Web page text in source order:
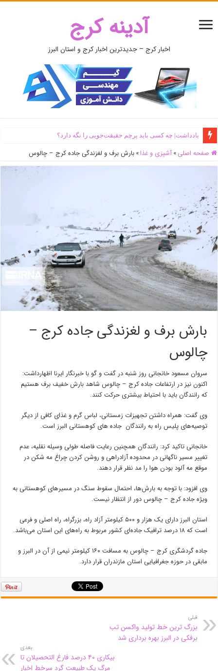
آدینه کرج
اخبار کرج – جدیدترین اخبار کرج و استان البرز
یادداشت| ‌چه کسی باید پرچم حقیقت‌جویی را نگه دارد؟
صفحه اصلی » آشپزی و غذا» بارش برف و لغزندگی جاده کرج – چالوس
بارش برف و لغزندگی جاده کرج –
چالوس
سروان مسعود خانجانی روز شنبه در گفت و گو با خبرنگار ایرنا اظهارداشت:
اکنون نیز در ارتفاعات جاده کرج – چالوس شاهد بارش خفیف برف هستیم
که رانندگان باید با احتیاط بیشتری حرکت کنند.
وی گفت: همراه داشتن تجهیزات زمستانی، لباس گرم و غذای کافی از دیگر
توصیه‌های پلیس راه به رانندگان جاده های کوهستانی البرز است.
خانجانی تاکید کرد: رانندگان همچنین رعایت فاصله طولی وسیله نقلیه، عدم
تغییر مسیر ناگهانی در محدوده آزادراهی و روشن کردن چراغ مه شکن در
موقع مه آلود بودن هوا را مد نظر قرار دهند.
وی افزود: با توجه به بارش‌ها، احتمال سقوط سنگ در مسیرهای کوهستانی به
ویژه جاده کرج – چالوس دور از انتظار نیست.
استان البرز دارای یک هزار و ۵۰۰ کیلومتر آزاد راه، بزرگراه، راه اصلی و فرعی
است که ۱۸ درصد ترافیک جاده‌ای کشور مربوط به راه‌های این استان می‌باشد.
جاده گردشگری کرج – چالوس به مسافت ۱۶۰ کیلومتر نیمی از آن در البرز و
مابقی در حوزه جغرافیایی استان مازندران قرار دارد.
قبلی
بزرگ ترین خط تولید واکسن تب
برفکی در البرز بهره برداری شد
بعدی
بیکاری ۴۰ درصد فارغ التحصیلان تا
مرگ یک طبیعت گرد سرخط اخبار